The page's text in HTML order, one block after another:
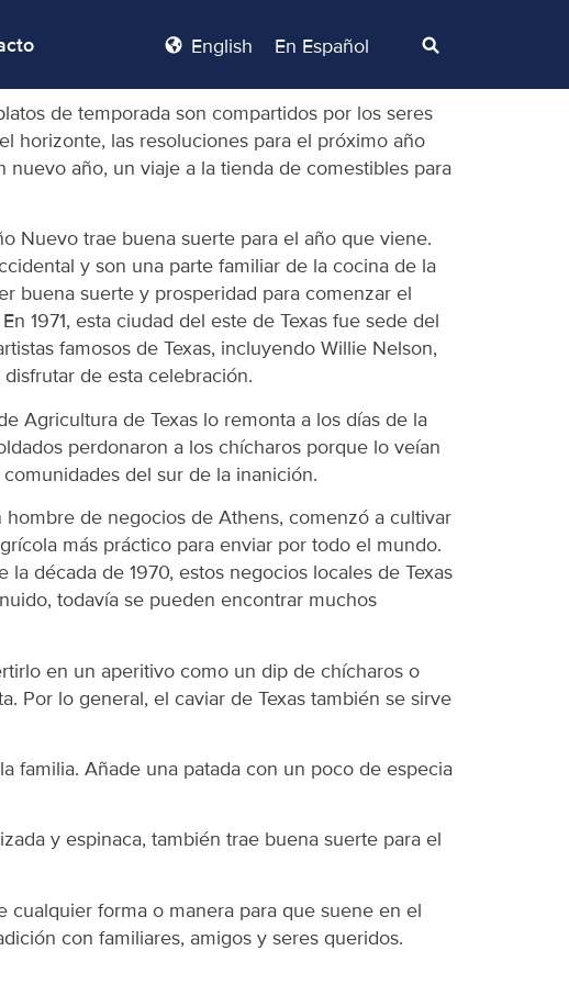
English En Español
de temporada son compartidos por los seres
horizonte, las resoluciones para el próximo año
año, un viaje a la tienda de comestibles para
Nuevo trae buena suerte para el año que viene.
y son una parte familiar de la cocina de la
buena suerte y prosperidad para comenzar el
1971, esta ciudad del este de Texas fue sede del
famosos de Texas, incluyendo Willie Nelson,
de esta celebración.
Agricultura de Texas lo remonta a los días de la
perdonaron a los chícharos porque lo veían
del sur de la inanición.
hombre de negocios de Athens, comenzó a cultivar
más práctico para enviar por todo el mundo.
década de 1970, estos negocios locales de Texas
todavía se pueden encontrar muchos
en un aperitivo como un dip de chícharos o
Por lo general, el caviar de Texas también se sirve
familia. Añade una patada con un poco de especia
y espinaca, también trae buena suerte para el
cualquier forma o manera para que suene en el
con familiares, amigos y seres queridos.